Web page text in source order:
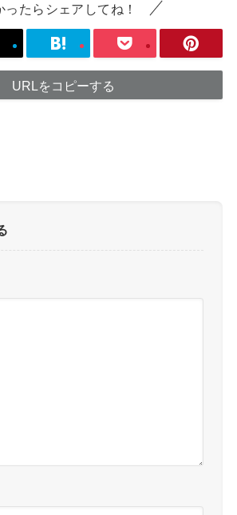
ったらシェアしてね！
URLをコピーする